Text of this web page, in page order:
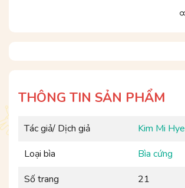
THÔNG TIN SẢN PHẨM
Tác giả/ Dịch giả
Kim Mi Hye
Loại bìa
Bìa cứng
Số trang
21